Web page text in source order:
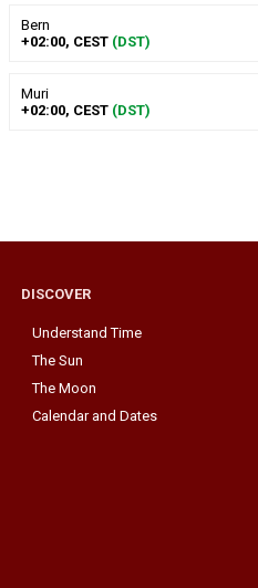
Bern
+02:00, CEST (DST)
Muri
+02:00, CEST (DST)
DISCOVER
Understand Time
The Sun
The Moon
Calendar and Dates